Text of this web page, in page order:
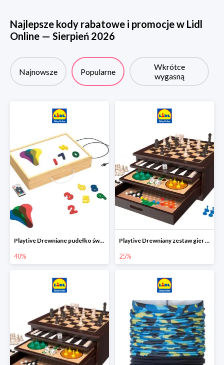
Najlepsze kody rabatowe i promocje w Lidl
Online — Sierpień 2026
Najnowsze Popularne
Wkrótce
wygasną
Playtive Drewniane pudełko świetlne MONTESSORI
40%
Playtive Drewniany zestaw gier 10 w 1
25%